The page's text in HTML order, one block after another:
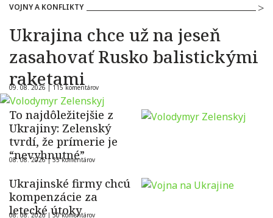
VOJNY A KONFLIKTY
Ukrajina chce už na jeseň
zasahovať Rusko balistickými
raketami
09. 08. 2026 |115 komentárov
To najdôležitejšie z
Ukrajiny: Zelenský
tvrdí, že prímerie je
“nevyhnutné”
08. 08. 2026 |35 komentárov
Ukrajinské firmy chcú
kompenzácie za
letecké útoky
08. 08. 2026 |50 komentárov